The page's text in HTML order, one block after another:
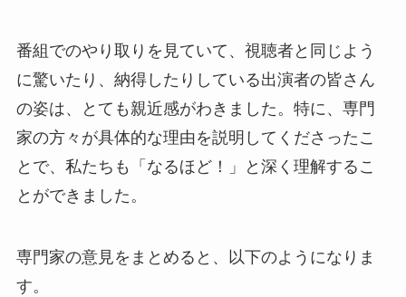
番組でのやり取りを見ていて、視聴者と同じよう
に驚いたり、納得したりしている出演者の皆さん
の姿は、とても親近感がわきました。特に、専門
家の方々が具体的な理由を説明してくださったこ
とで、私たちも「なるほど！」と深く理解するこ
とができました。
専門家の意見をまとめると、以下のようになりま
す。